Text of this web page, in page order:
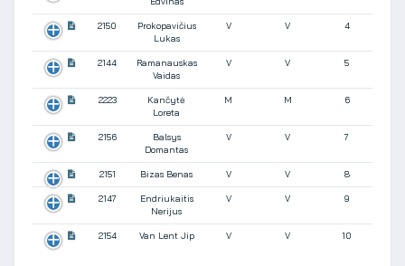
2150
Prokopavičius
Lukas
V V 4
2144
Ramanauskas
Vaidas
V V 5
2223
Kančytė
Loreta
M M 6
2156
Balsys
Domantas
V V 7
2151 Bizas Benas V V 8
2147
Endriukaitis
Nerijus
V V 9
2154 Van Lent Jip V V 10